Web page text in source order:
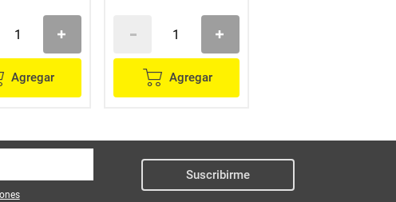
Agregar Agregar
Suscribirme